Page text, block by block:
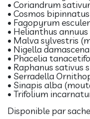
• Coriandrum
• Cosmos
• Fagopyrum
• Helianthus
• Malva sylvestris
• Nigella
• Phacelia
• Raphanus sativus
• Serradella
• Sinapis alba
• Trifolium
Disponible par